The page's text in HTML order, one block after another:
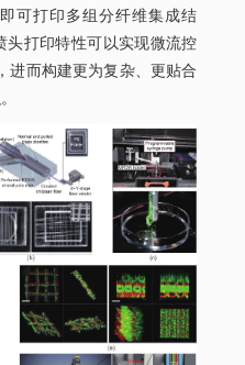
可打印多组分纤维集成结
头打印特性可以实现微流控
进而构建更为复杂、更贴合